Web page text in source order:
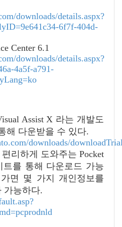
downloads/details.aspx?
6f7f-404d-
Center 6.1
downloads/details.aspx?
4a5f-a791-
Assist X 라는 개발도
해 다운받을 수 있다.
downloads/
리하게 도와주는 Pocket
트를 통해 다운로드 가능
면 몇 가지 개인정보를
가능하다.